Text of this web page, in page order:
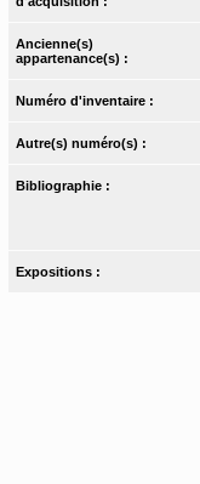
Ancienne(s)
appartenance(s) :
Numéro d'inventaire :
Autre(s) numéro(s) :
Bibliographie :
Expositions :